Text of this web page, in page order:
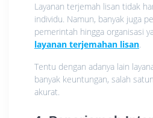
Layanan terjemah lisan tidak
individu. Namun, banyak juga
pemerintah hingga organisasi
layanan terjemahan lisan.
Tentu dengan adanya lain
banyak keuntungan, salah
akurat.